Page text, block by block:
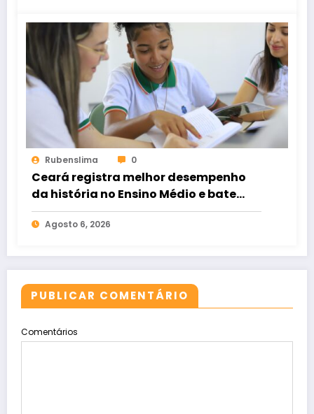
Rubenslima 0
Ceará registra melhor desempenho
da história no Ensino Médio e bate
recorde no Ideb
Agosto 6, 2026
PUBLICAR COMENTÁRIO
Comentários